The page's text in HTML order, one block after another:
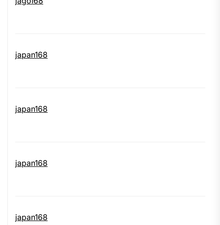
japan168
japan168
japan168
japan168